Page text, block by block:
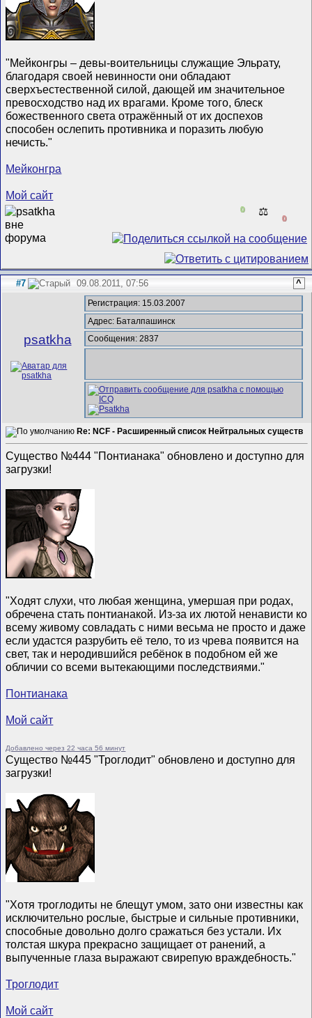
"Мейконгры – девы-воительницы служащие Эльрату,
благодаря своей невинности они обладают
сверхъестественной силой, дающей им значительное
превосходство над их врагами. Кроме того, блеск
божественного света отражённый от их доспехов
способен ослепить противника и поразить любую
нечисть."
Мейконгра
Мой сайт
0 ⚖️
0
#7 09.08.2011, 07:56 ^
psatkha
Регистрация: 15.03.2007
Адрес: Баталпашинск
Сообщения: 2837
Re: NCF - Расширенный список Нейтральных существ
Существо №444 "Понтианака" обновлено и доступно для
загрузки!
"Ходят слухи, что любая женщина, умершая при родах,
обречена стать понтианакой. Из-за их лютой ненависти ко
всему живому совладать с ними весьма не просто и даже
если удастся разрубить её тело, то из чрева появится на
свет, так и неродившийся ребёнок в подобном ей же
обличии со всеми вытекающими последствиями."
Понтианака
Мой сайт
Добавлено через 22 часа 56 минут
Существо №445 "Троглодит" обновлено и доступно для
загрузки!
"Хотя троглодиты не блещут умом, зато они известны как
исключительно рослые, быстрые и сильные противники,
способные довольно долго сражаться без устали. Их
толстая шкура прекрасно защищает от ранений, а
выпученные глаза выражают свирепую враждебность."
Троглодит
Мой сайт